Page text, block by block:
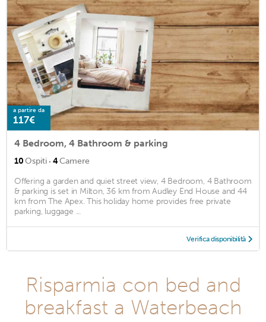
a partire da
117€
4 Bedroom, 4 Bathroom & parking
10Ospiti · 4Camere
Offering a garden and quiet street view, 4 Bedroom, 4 Bathroom
& parking is set in Milton, 36 km from Audley End House and 44
km from The Apex. This holiday home provides free private
parking, luggage ...
Verifica disponibilità
Risparmia con bed and
breakfast a Waterbeach